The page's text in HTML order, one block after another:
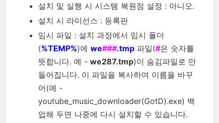
설치 및 실행 시 시스템 복원점 설정 : 아니오.
설치 시 라이선스 : 등록판
임시 파일 : 설치 과정에서 임시 폴더
(%TEMP%)에 we###.tmp 파일(#은 숫자를
뜻합니다. 예 - we287.tmp)이 숨김파일로 만
들어집니다. 이 파일을 복사하여 이름을 바꾸
어(예 -
youtube_music_downloader(GotD).exe) 백
업해 두면 나중에 다시 설치할 수 있습니다.